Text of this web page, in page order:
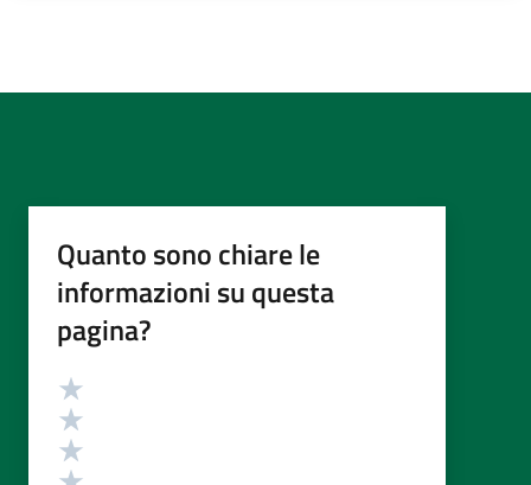
Quanto sono chiare le
informazioni su questa
pagina?
Valutazione